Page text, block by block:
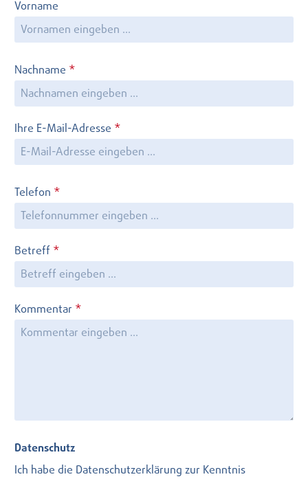
Vorname
Nachname *
Ihre E-Mail-Adresse *
Telefon *
Betreff *
Kommentar *
Datenschutz
Ich habe die Datenschutzerklärung zur Kenntnis